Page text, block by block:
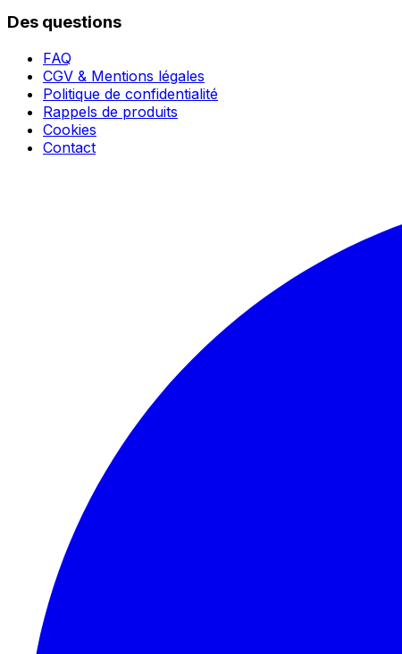
Des questions
FAQ
CGV & Mentions légales
Politique de confidentialité
Rappels de produits
Cookies
Contact